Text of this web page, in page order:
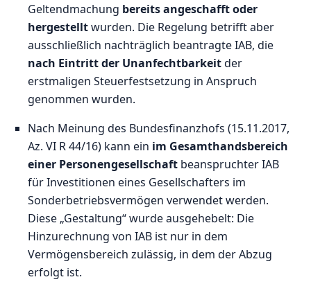
Geltendmachung bereits angeschafft oder
hergestelltwurden. Die Regelung betrifft aber
ausschließlich nachträglich beantragte IAB, die
nach Eintritt der Unanfechtbarkeitder
erstmaligen Steuerfestsetzung in Anspruch
genommen wurden.
Nach Meinung des Bundesfinanzhofs (15.11.2017,
Az. VI R 44/16) kann ein im Gesamthandsbereich
einer Personengesellschaft beanspruchter IAB
für Investitionen eines Gesellschafters im
Sonderbetriebsvermögen verwendet werden.
Diese „Gestaltung“ wurde ausgehebelt: Die
Hinzurechnung von IAB ist nur in dem
Vermögensbereich zulässig, in dem der Abzug
erfolgt ist.